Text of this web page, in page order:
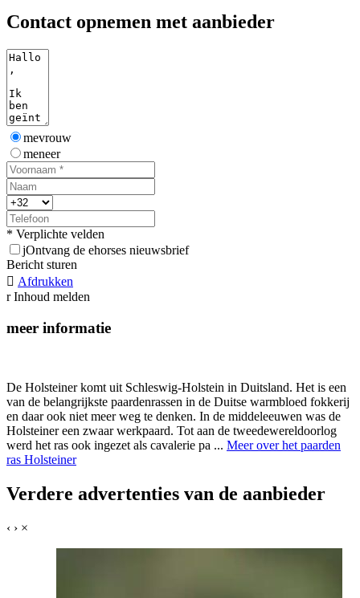
Contact opnemen met aanbieder
mevrouw
meneer
* Verplichte velden
jOntvang de ehorses nieuwsbrief
Bericht sturen
 Afdrukken
r Inhoud melden
meer informatie
De Holsteiner komt uit Schleswig-Holstein in Duitsland. Het is een
van de belangrijkste paardenrassen in de Duitse warmbloed fokkerij
en daar ook niet meer weg te denken. In de middeleeuwen was de
Holsteiner een zwaar werkpaard. Tot aan de tweedewereldoorlog
werd het ras ook ingezet als cavalerie pa ... Meer over het paarden
ras Holsteiner
Verdere advertenties van de aanbieder
‹ › ×